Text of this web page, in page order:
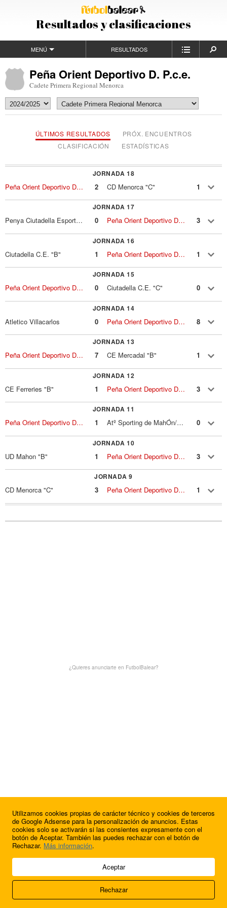
Resultados y clasificaciones
MENÚ RESULTADOS
Peña Orient Deportivo D. P.c.e.
Cadete Primera Regional Menorca
ÚLTIMOS RESULTADOS
PRÓX. ENCUENTROS
CLASIFICACIÓN
ESTADÍSTICAS
JORNADA 18
Peña Orient Deportivo D. P.c.e. 2 CD Menorca "C" 1
JORNADA 17
Penya Ciutadella Esportiva "B" 0 Peña Orient Deportivo D. P.c.e. 3
JORNADA 16
Ciutadella C.E. "B" 1 Peña Orient Deportivo D. P.c.e. 1
JORNADA 15
Peña Orient Deportivo D. P.c.e. 0 Ciutadella C.E. "C" 0
JORNADA 14
Atletico Villacarlos 0 Peña Orient Deportivo D. P.c.e. 8
JORNADA 13
Peña Orient Deportivo D. P.c.e. 7 CE Mercadal "B" 1
JORNADA 12
CE Ferreries "B" 1 Peña Orient Deportivo D. P.c.e. 3
JORNADA 11
Peña Orient Deportivo D. P.c.e. 1 Atº Sporting de MahÓn/sp. de M. 0
JORNADA 10
UD Mahon "B" 1 Peña Orient Deportivo D. P.c.e. 3
JORNADA 9
CD Menorca "C" 3 Peña Orient Deportivo D. P.c.e. 1
¿Quieres anunciarte en FutbolBalear?
¿Quieres anunciarte en FutbolBalear?
© 2009 - 2026 Soluciones Corporativas IP, SL.
Acerca de nosotros
FútbolBalear
Utilizamos cookies propias de carácter técnico y cookies de terceros
de Google Adsense para la personalización de anuncios. Estas
cookies solo se activarán si las consientes expresamente con el
botón de Aceptar. También las puedes rechazar con el botón de
Rechazar. Más información.
Aceptar
Rechazar